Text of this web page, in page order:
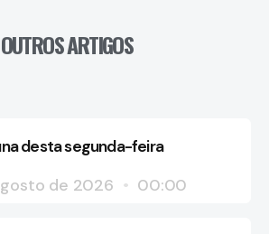
OUTROS ARTIGOS
desta segunda-feira
de 2026
00:00